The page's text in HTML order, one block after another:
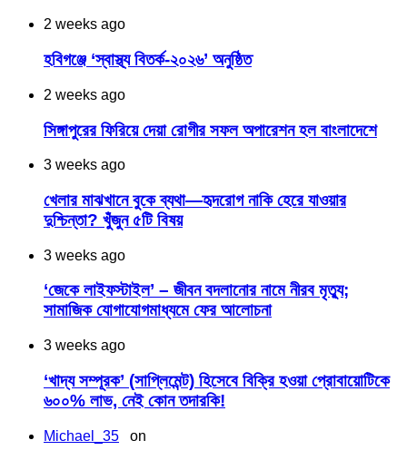
2 weeks ago
হবিগঞ্জে ‘স্বাস্থ্য বিতর্ক-২০২৬’ অনুষ্ঠিত
2 weeks ago
সিঙ্গাপুরের ফিরিয়ে দেয়া রোগীর সফল অপারেশন হল বাংলাদেশে
3 weeks ago
খেলার মাঝখানে বুকে ব্যথা—হৃদরোগ নাকি হেরে যাওয়ার
দুশ্চিন্তা? খুঁজুন ৫টি বিষয়
3 weeks ago
‘জেকে লাইফস্টাইল’ – জীবন বদলানোর নামে নীরব মৃত্যু;
সামাজিক যোগাযোগমাধ্যমে ফের আলোচনা
3 weeks ago
‘খাদ্য সম্পূরক’ (সাপ্লিমেন্ট) হিসেবে বিক্রি হওয়া প্রোবায়োটিকে
৬০০% লাভ, নেই কোন তদারকি!
Michael_35 on